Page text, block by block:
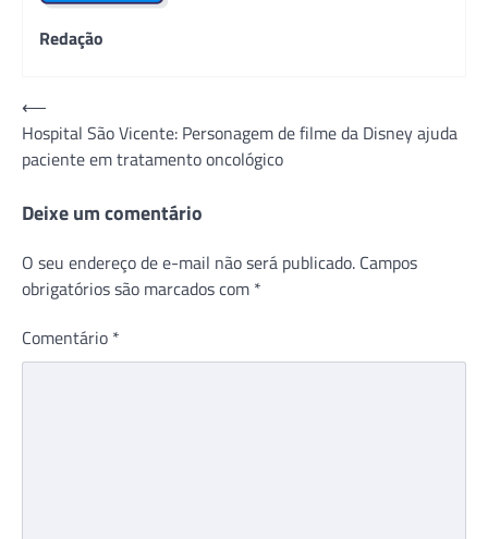
Redação
Navegação
de
Post
⟵
Hospital São Vicente: Personagem de filme da Disney ajuda
paciente em tratamento oncológico
Deixe um comentário
O seu endereço de e-mail não será publicado. Campos
obrigatórios são marcados com *
Comentário *